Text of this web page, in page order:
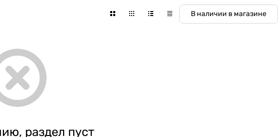
В наличии в магазине
раздел пуст